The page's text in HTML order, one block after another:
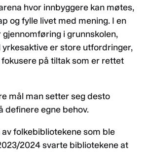
hvor innbyggere kan møtes,
og fylle livet med mening. I en
gjennomføring i grunnskolen,
yrkesaktive er store utfordringer,
på tiltak som er rettet
mål man setter seg desto
definere egne behov.
folkebibliotekene som ble
2024 svarte bibliotekene at